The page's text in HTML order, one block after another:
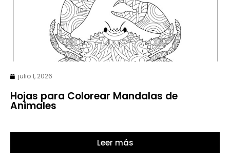
julio 1, 2026
Hojas para Colorear Mandalas de
Animales
Leer más